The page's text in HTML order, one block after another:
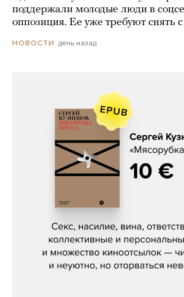
поддержали молодые люди в
оппозиция. Ее уже требуют снять
НОВОСТИ день назад
Сергей Кузнецов,